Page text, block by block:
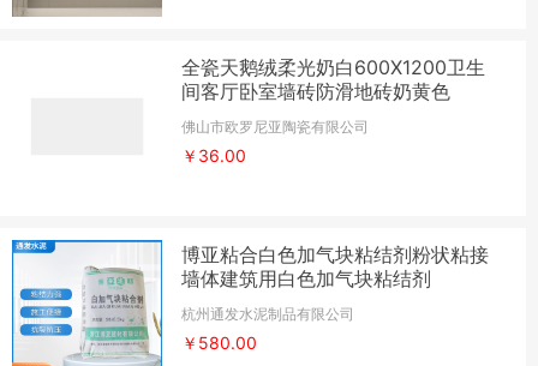
全瓷天鹅绒柔光奶白600X1200卫生
间客厅卧室墙砖防滑地砖奶黄色
佛山市欧罗尼亚陶瓷有限公司
￥36.00
博亚粘合白色加气块粘结剂粉状粘接
墙体建筑用白色加气块粘结剂
杭州通发水泥制品有限公司
￥580.00